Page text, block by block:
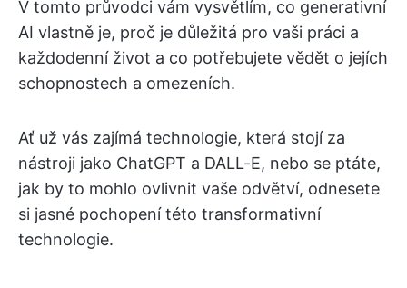
V tomto průvodci vám vysvětlím, co generativní
AI vlastně je, proč je důležitá pro vaši práci a
každodenní život a co potřebujete vědět o jejích
schopnostech a omezeních.
Ať už vás zajímá technologie, která stojí za
nástroji jako ChatGPT a DALL-E, nebo se ptáte,
jak by to mohlo ovlivnit vaše odvětví, odnesete
si jasné pochopení této transformativní
technologie.